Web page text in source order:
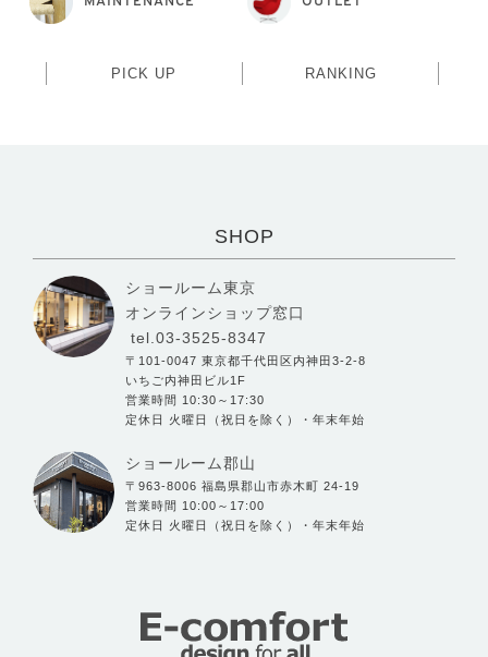
PICK UP RANKING
SHOP
ショールーム東京
オンラインショップ窓口
tel.03-3525-8347
〒101-0047 東京都千代田区内神田3-2-8
いちご内神田ビル1F
営業時間 10:30～17:30
定休日 火曜日（祝日を除く）・年末年始
ショールーム郡山
〒963-8006 福島県郡山市赤木町 24-19
営業時間 10:00～17:00
定休日 火曜日（祝日を除く）・年末年始